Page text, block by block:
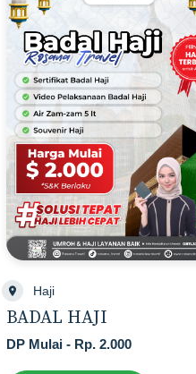
Haji
BADAL HAJI
DP Mulai - Rp. 2.000